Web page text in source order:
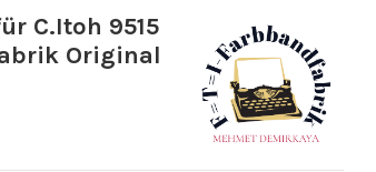
C.Itoh 9515
Original